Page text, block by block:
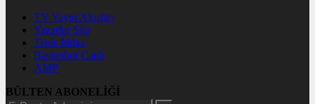
TV Yayın Akışları
Yazarlar Site
Tenis İddaa
Basketbol Canlı
AMP
BÜLTEN ABONELİĞİ